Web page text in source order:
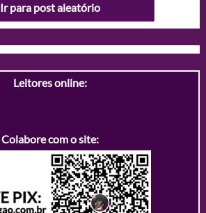
Ir para post aleatório
Leitores online:
Colabore com o site: